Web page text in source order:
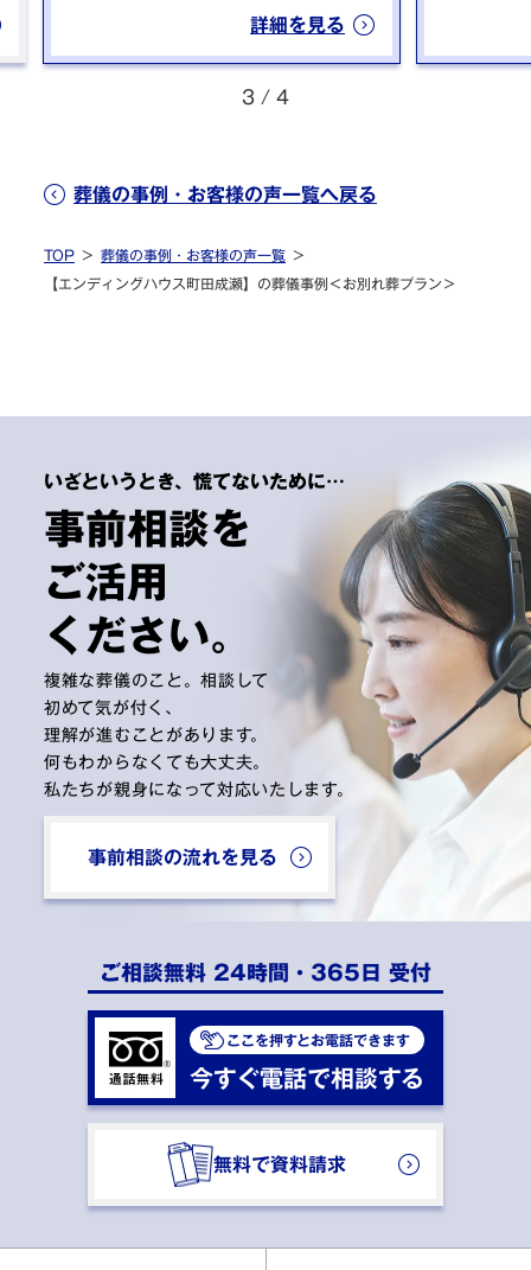
詳細を見る
3 / 4
葬儀の事例・お客様の声一覧へ戻る
TOP
葬儀の事例・お客様の声一覧
【エンディングハウス町田成瀬】の葬儀事例＜お別れ葬プラン＞
いざというとき、慌てないために…
事前相談を
ご活用
ください。
複雑な葬儀のこと。相談して
初めて気が付く、
理解が進むことがあります。
何もわからなくても大丈夫。
私たちが親身になって対応いたします。
事前相談の流れを見る
ご相談無料 24時間・365日 受付
ここを押すとお電話できます
今すぐ電話で相談する
無料で資料請求